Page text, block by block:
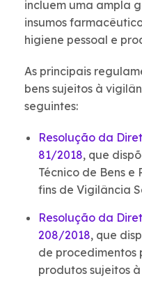
incluem uma ampla
insumos
higiene pessoal e
As principais
bens sujeitos à
seguintes:
Resolução da
81/2018, que
Técnico de Bens
fins de Vigilância
Resolução da
208/2018, que
de procedimentos
produtos sujeitos